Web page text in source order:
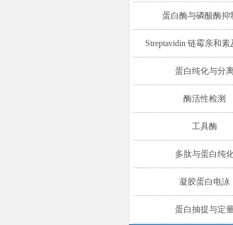
蛋白酶与磷酸酶抑
Streptavidin 链霉亲和
蛋白纯化与分
酶活性检测
工具酶
多肽与蛋白纯
凝胶蛋白电泳
蛋白抽提与定